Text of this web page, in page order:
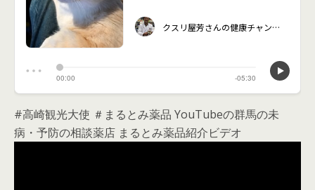
#高崎観光大使 ＃まるとみ薬品 YouTubeの群馬の未
病・予防の相談薬店 まるとみ薬品紹介ビデオ